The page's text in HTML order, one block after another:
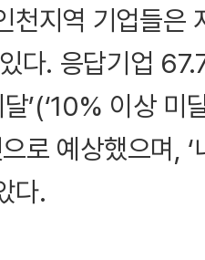
천지역 기업들은
다. 응답기업
달’(‘10% 이상
로 예상했으며,
다.